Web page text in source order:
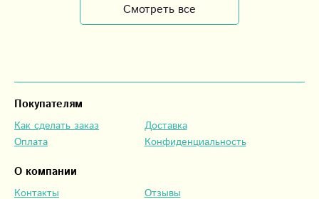
Смотреть все
Покупателям
Как сделать заказ
Оплата
Доставка
Конфиденциальность
О компании
Контакты
Отзывы